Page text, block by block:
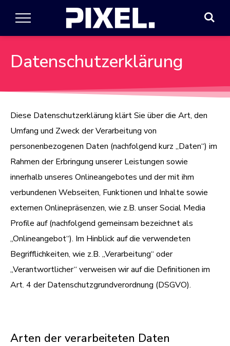
Datenschutzerklärung
Diese Datenschutzerklärung klärt Sie über die Art, den
Umfang und Zweck der Verarbeitung von
personenbezogenen Daten (nachfolgend kurz „Daten“) im
Rahmen der Erbringung unserer Leistungen sowie
innerhalb unseres Onlineangebotes und der mit ihm
verbundenen Webseiten, Funktionen und Inhalte sowie
externen Onlinepräsenzen, wie z.B. unser Social Media
Profile auf (nachfolgend gemeinsam bezeichnet als
„Onlineangebot“). Im Hinblick auf die verwendeten
Begrifflichkeiten, wie z.B. „Verarbeitung“ oder
„Verantwortlicher“ verweisen wir auf die Definitionen im
Art. 4 der Datenschutzgrundverordnung (DSGVO).
Arten der verarbeiteten Daten